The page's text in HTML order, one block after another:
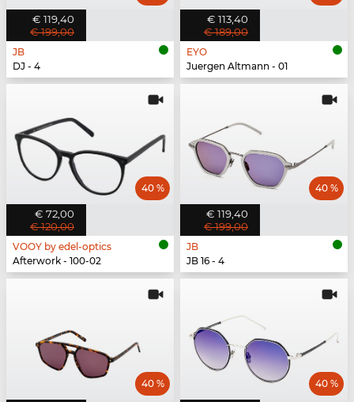
€ 119,40
€ 199,00
JB
DJ - 4
€ 113,40
€ 189,00
EYO
Juergen Altmann - 01
€ 72,00
€ 120,00
40 %
VOOY by edel-optics
Afterwork - 100-02
€ 119,40
€ 199,00
40 %
JB
JB 16 - 4
40 % 40 %